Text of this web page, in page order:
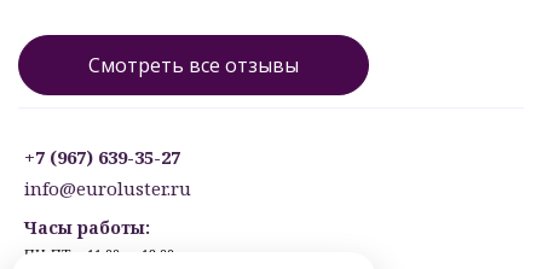
Смотреть все отзывы
+7 (967) 639-35-27
info@euroluster.ru
Часы работы:
ПН-ПТ: с 11:00 до 19:00